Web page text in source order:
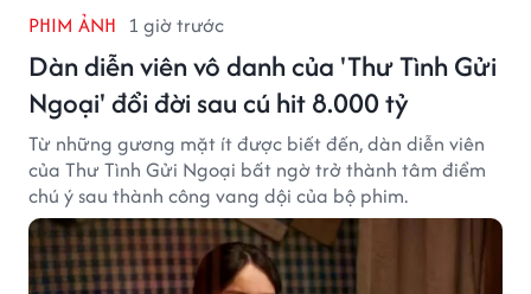
PHIM ẢNH 1 giờ trước
Dàn diễn viên vô danh của 'Thư Tình Gửi
Ngoại' đổi đời sau cú hit 8.000 tỷ
Từ những gương mặt ít được biết đến, dàn diễn viên
của Thư Tình Gửi Ngoại bất ngờ trở thành tâm điểm
chú ý sau thành công vang dội của bộ phim.